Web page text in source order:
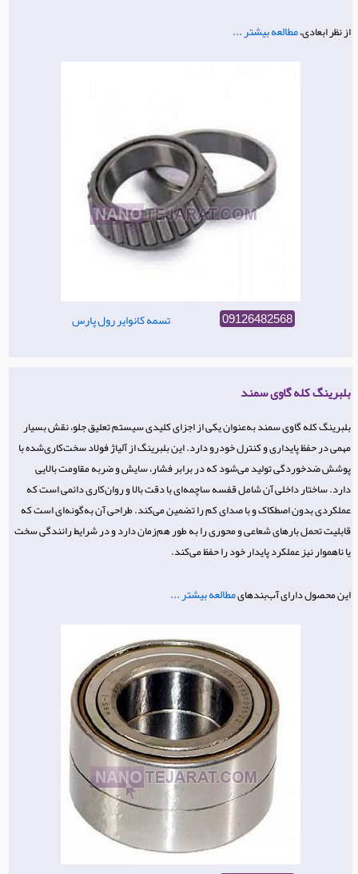
از نظر ابعادی،مطالعه بیشتر ...
تسمه کانوایر رول پارس 09126482568
بلبرینگ کله گاوی سمند
بلبرینگ کله گاوی سمند به‌عنوان یکی از اجزای کلیدی سیستم تعلیق جلو، نقش بسیار
مهمی در حفظ پایداری و کنترل خودرو دارد. این بلبرینگ از آلیاژ فولاد سخت‌کاری‌شده با
پوشش ضدخوردگی تولید می‌شود که در برابر فشار، سایش و ضربه مقاومت بالایی
دارد. ساختار داخلی آن شامل قفسه ساچمه‌ای با دقت بالا و روان‌کاری دائمی است که
عملکردی بدون اصطکاک و با صدای کم را تضمین می‌کند. طراحی آن به‌گونه‌ای است که
قابلیت تحمل بارهای شعاعی و محوری را به طور هم‌زمان دارد و در شرایط رانندگی سخت
یا ناهموار نیز عملکرد پایدار خود را حفظ می‌کند.
این محصول دارای آب‌بندهایمطالعه بیشتر ...